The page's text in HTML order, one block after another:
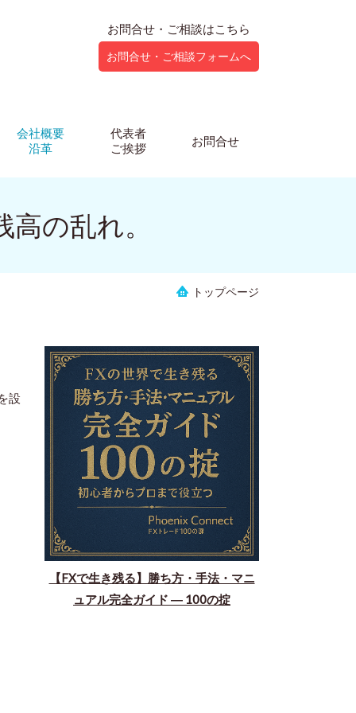
お問合せ・ご相談はこちら
お問合せ・ご相談フォームへ
会社概要
沿革
代表者
ご挨拶
お問合せ
の乱れ。
トップページ
【FXで生き残る】勝ち方・手法・マニ
ュアル完全ガイド ― 100の掟
設